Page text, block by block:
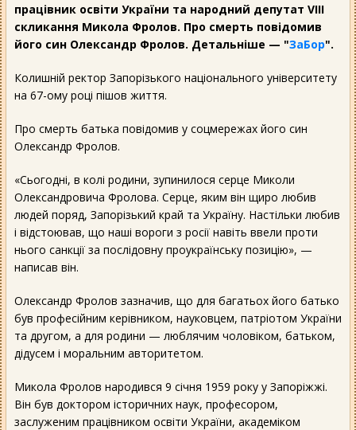
працівник освіти України та народний депутат VIII
скликання Микола Фролов. Про смерть повідомив
його син Олександр Фролов. Детальніше — "ЗаБор".
Колишній ректор Запорізького національного університету
на 67-ому році пішов життя.
Про смерть батька повідомив у соцмережах його син
Олександр Фролов.
«Сьогодні, в колі родини, зупинилося серце Миколи
Олександровича Фролова. Серце, яким він щиро любив
людей поряд, Запорізький край та Україну. Настільки любив
і відстоював, що наші вороги з росії навіть ввели проти
нього санкції за послідовну проукраїнську позицію», —
написав він.
Олександр Фролов зазначив, що для багатьох його батько
був професійним керівником, науковцем, патріотом України
та другом, а для родини — люблячим чоловіком, батьком,
дідусем і моральним авторитетом.
Микола Фролов народився 9 січня 1959 року у Запоріжжі.
Він був доктором історичних наук, професором,
заслуженим працівником освіти України, академіком